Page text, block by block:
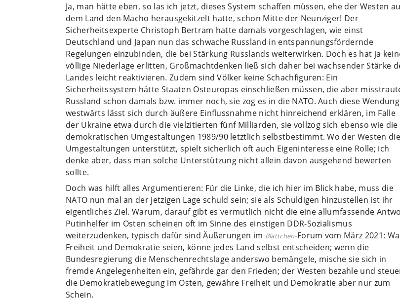
Ja, man hätte eben, so las ich jetzt, dieses System schaffen müssen, ehe der Westen
dem Land den Macho herausgekitzelt hatte, schon Mitte der Neunziger! Der
Sicherheitsexperte Christoph Bertram hatte damals vorgeschlagen, wie einst
Deutschland und Japan nun das schwache Russland in entspannungsfördernde
Regelungen einzubinden, die bei Stärkung Russlands weiterwirken. Doch es hat ja
völlige Niederlage erlitten, Großmachtdenken ließ sich daher bei wachsender Stärke
Landes leicht reaktivieren. Zudem sind Völker keine Schachfiguren: Ein
Sicherheitssystem hätte Staaten Osteuropas einschließen müssen, die aber
Russland schon damals bzw. immer noch, sie zog es in die NATO. Auch diese Wendung
westwärts lässt sich durch äußere Einflussnahme nicht hinreichend erklären, im Falle
der Ukraine etwa durch die vielzitierten fünf Milliarden, sie vollzog sich ebenso wie die
demokratischen Umgestaltungen 1989/90 letztlich selbstbestimmt. Wo der Westen
Umgestaltungen unterstützt, spielt sicherlich oft auch Eigeninteresse eine Rolle; ich
denke aber, dass man solche Unterstützung nicht allein davon ausgehend bewerten
sollte.
Doch was hilft alles Argumentieren: Für die Linke, die ich hier im Blick habe, muss die
NATO nun mal an der jetzigen Lage schuld sein; sie als Schuldigen hinzustellen ist ihr
eigentliches Ziel. Warum, darauf gibt es vermutlich nicht die eine allumfassende
Putinhelfer im Osten scheinen oft im Sinne des einstigen DDR-Sozialismus
weiterzudenken, typisch dafür sind Äußerungen im Blättchen-Forum vom März 2021:
Freiheit und Demokratie seien, könne jedes Land selbst entscheiden; wenn die
Bundesregierung die Menschenrechtslage anderswo bemängele, mische sie sich in
fremde Angelegenheiten ein, gefährde gar den Frieden; der Westen bezahle und
die Demokratiebewegung im Osten, gewähre Freiheit und Demokratie aber nur zum
Schein.